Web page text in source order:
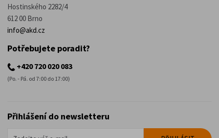
Hostinského 2282/4
612 00 Brno
info@akd.cz
Potřebujete poradit?
+420 720 020 083
(Po. - Pá. od 7:00 do 17:00)
Přihlášení do newsletteru